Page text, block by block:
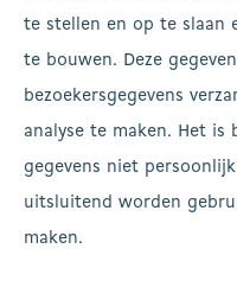
te stellen en op te slaan
te bouwen. Deze
bezoekersgegevens
analyse te maken. Het
gegevens niet
uitsluitend worden
maken.